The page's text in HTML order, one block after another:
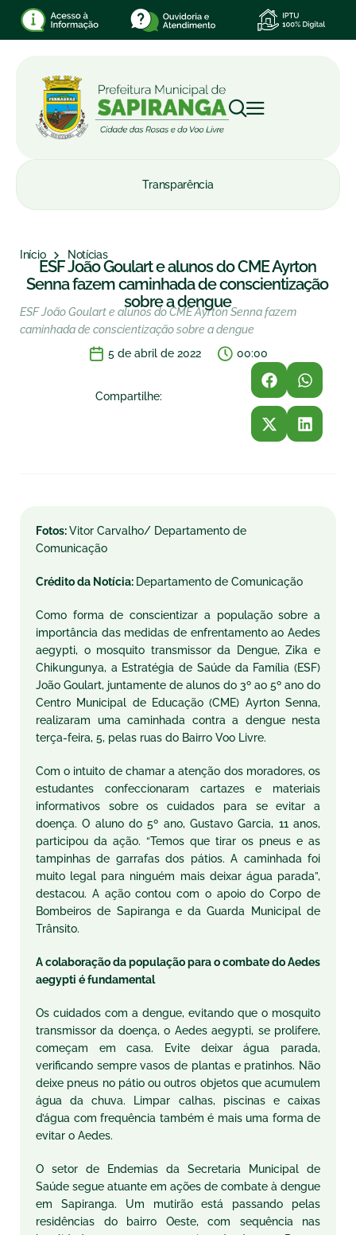
Transparência
Início Notícias
ESF João Goulart e alunos do CME Ayrton
Senna fazem caminhada de conscientização
sobre a dengue
ESF João Goulart e alunos do CME Ayrton Senna fazem
caminhada de conscientização sobre a dengue
5 de abril de 2022
00:00
Compartilhe:
Fotos:Vitor Carvalho/ Departamento de
Comunicação
Crédito da Notícia: Departamento de Comunicação
Como forma de conscientizar a população sobre a
importância das medidas de enfrentamento ao Aedes
aegypti, o mosquito transmissor da Dengue, Zika e
Chikungunya, a Estratégia de Saúde da Família (ESF)
João Goulart, juntamente de alunos do 3º ao 5º ano do
Centro Municipal de Educação (CME) Ayrton Senna,
realizaram uma caminhada contra a dengue nesta
terça-feira, 5, pelas ruas do Bairro Voo Livre.
Com o intuito de chamar a atenção dos moradores, os
estudantes confeccionaram cartazes e materiais
informativos sobre os cuidados para se evitar a
doença. O aluno do 5º ano, Gustavo Garcia, 11 anos,
participou da ação. “Temos que tirar os pneus e as
tampinhas de garrafas dos pátios. A caminhada foi
muito legal para ninguém mais deixar água parada”,
destacou. A ação contou com o apoio do Corpo de
Bombeiros de Sapiranga e da Guarda Municipal de
Trânsito.
A colaboração da população para o combate do Aedes
aegypti é fundamental
Os cuidados com a dengue, evitando que o mosquito
transmissor da doença, o Aedes aegypti, se prolifere,
começam em casa. Evite deixar água parada,
verificando sempre vasos de plantas e pratinhos. Não
deixe pneus no pátio ou outros objetos que acumulem
água da chuva. Limpar calhas, piscinas e caixas
d’água com frequência também é mais uma forma de
evitar o Aedes.
O setor de Endemias da Secretaria Municipal de
Saúde segue atuante em ações de combate à dengue
em Sapiranga. Um mutirão está passando pelas
residências do bairro Oeste, com sequência nas